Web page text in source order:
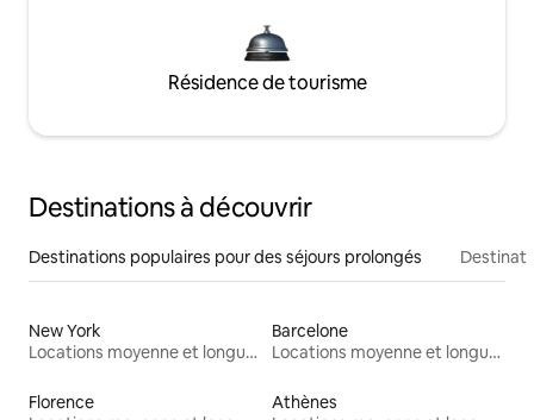
Résidence de tourisme
Destinations à découvrir
Destinations populaires pour des séjours prolongés
New York
Locations moyenne et longue durée
Barcelone
Locations moyenne et longue durée
Florence
Athènes